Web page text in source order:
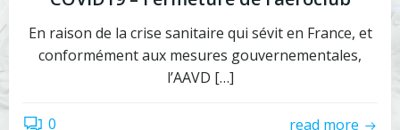
En raison de la crise sanitaire qui sévit en France, et
conformément aux mesures gouvernementales,
l’AAVD […]
0 read more